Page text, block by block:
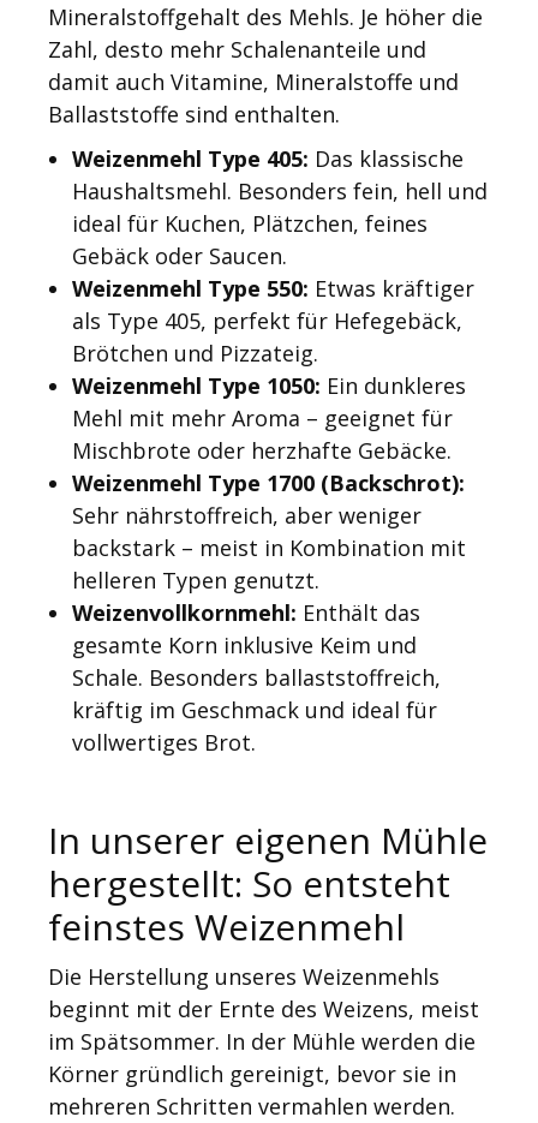
Mineralstoffgehalt des Mehls. Je höher die
Zahl, desto mehr Schalenanteile und
damit auch Vitamine, Mineralstoffe und
Ballaststoffe sind enthalten.
Weizenmehl Type 405: Das klassische
Haushaltsmehl. Besonders fein, hell und
ideal für Kuchen, Plätzchen, feines
Gebäck oder Saucen.
Weizenmehl Type 550: Etwas kräftiger
als Type 405, perfekt für Hefegebäck,
Brötchen und Pizzateig.
Weizenmehl Type 1050: Ein dunkleres
Mehl mit mehr Aroma – geeignet für
Mischbrote oder herzhafte Gebäcke.
Weizenmehl Type 1700 (Backschrot):
Sehr nährstoffreich, aber weniger
backstark – meist in Kombination mit
helleren Typen genutzt.
Weizenvollkornmehl: Enthält das
gesamte Korn inklusive Keim und
Schale. Besonders ballaststoffreich,
kräftig im Geschmack und ideal für
vollwertiges Brot.
In unserer eigenen Mühle
hergestellt: So entsteht
feinstes Weizenmehl
Die Herstellung unseres Weizenmehls
beginnt mit der Ernte des Weizens, meist
im Spätsommer. In der Mühle werden die
Körner gründlich gereinigt, bevor sie in
mehreren Schritten vermahlen werden.